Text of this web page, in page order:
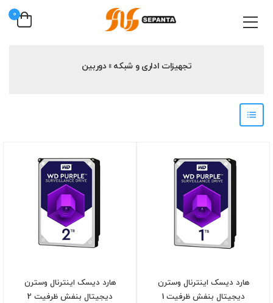
0
تجهیزات اداری و شبکه » دوربین
هارد دیسک اینترنال وسترن
دیجیتال بنفش ظرفیت 1
هارد دیسک اینترنال وسترن
دیجیتال بنفش ظرفیت 2